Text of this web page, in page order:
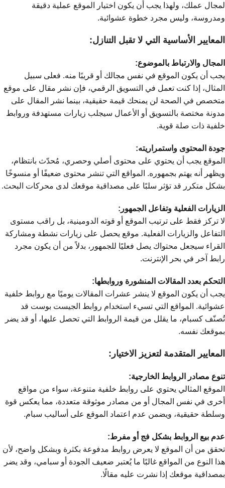
لمجال عملك، ولهذا يجب أن يكون اختيار الموقع عملية دقيقة
ومدروسة، وليس مجرد خطوة عشوائية.
المعايير الأساسية التي لا تقبل التنازل:
المجال والارتباط بالموضوع:
يجب أن يكون الموقع في نفس مجالك أو قريبًا منه. فعلى سبيل
المثال، إذا كنت تعمل في التسويق الرقمي، فإن نشر مقال على موقع
متخصص في الصحة لن يمنحك قيمة حقيقية، بينما نشر المقال على
مدونة مختصة بالتسويق أو الأعمال سيجلب زيارات مستهدفة وروابط
خلفية ذات صلة قوية.
جودة المحتوى واستمراريته:
الموقع يجب أن يحتوي على محتوى أصلي وحصري، مُحدّث بانتظام،
ويظهر أنه يهتم بجمهوره. المواقع التي تنشر محتوى ضعيفًا أو منسوخًا
بشكل متكرر قد تؤثر سلبًا على مصداقية موقعك لدى محركات البحث.
الزيارات الفعلية وتفاعل الجمهور:
لا تركز فقط على ترتيب الموقع أو قوته الدومينية، بل راقب مستوى
التفاعل والزيارات الفعلية. موقع يحصل على زيارات نشطة ومشاركة
القراء سيجعل محتواك يصل فعليًا للجمهور، بدلاً من أن يكون مجرد
رابط آخر في بحر الإنترنت.
التحكم بعدد المقالات المنشورة وروابطها:
يجب أن يكون الموقع لا ينشر عشرات المقالات يوميًا مع روابط خلفية
عشوائية. المواقع التي تسيء استخدام روابط الجيست بوست قد
تُصنّف كسبام، ما يقلل من قيمة الروابط التي تحصل عليها، أو قد يضر
بموقعك نفسه.
المعايير المتقدمة لتعزيز الاختيار:
تنوع مصادر الروابط الخارجية:
الموقع المثالي يحتوي على روابط خلفية متنوعة، سواء من مواقع
أخرى في نفس المجال أو من مصادر موثوقة متعددة، مما يعكس قوة
وسلطة حقيقية، ويضمن عدم اعتماد الموقع على أساليب سبام.
عدم بيع الروابط بشكل فج أو مفرط:
تحقق من أن الموقع لا يعرض روابط مدفوعة بكثرة وبشكل واضح، لأن
هذا النوع من المواقع غالبًا ما يُعتبر ضعيف الجودة أو سبامي، وقد يضر
بمصداقية موقعك إذا نشرت عليه مقالًا.